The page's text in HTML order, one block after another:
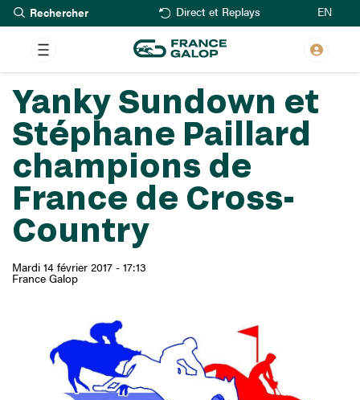
Aller
au
contenu
principal
Rechercher Direct et Replays EN
Yanky Sundown et
Stéphane Paillard
champions de
France de Cross-
Country
Mardi 14 février 2017 - 17:13
France Galop